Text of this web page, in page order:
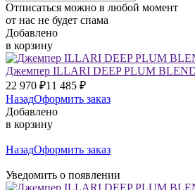
Отписаться можно в любой момент
от нас не будет спама
Добавлено
в корзину
Джемпер ILLARI DEEP PLUM
22 970 ₽11 485 ₽
НазадОформить заказ
Добавлено
в корзину
НазадОформить заказ
Уведомить о появлении